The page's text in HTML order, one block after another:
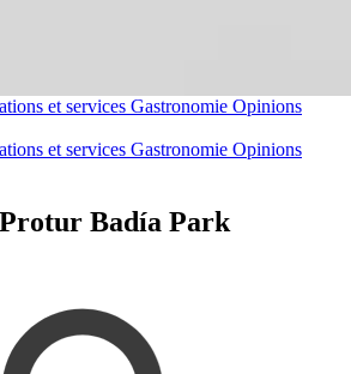
et services Gastronomie Opinions
et services Gastronomie Opinions
Badía Park